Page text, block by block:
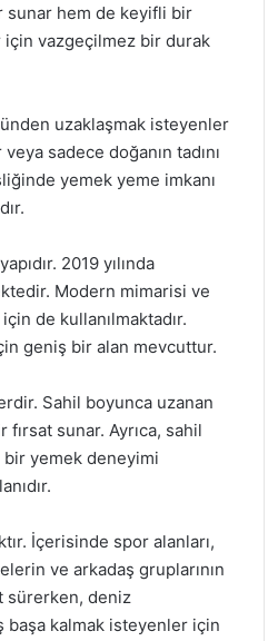
sunar hem de keyifli bir
için vazgeçilmez bir durak
uzaklaşmak isteyenler
sadece doğanın tadını
yemek yeme imkanı
2019 yılında
Modern mimarisi ve
de kullanılmaktadır.
geniş bir alan mevcuttur.
Sahil boyunca uzanan
sunar. Ayrıca, sahil
yemek deneyimi
İçerisinde spor alanları,
ve arkadaş gruplarının
sürerken, deniz
başa kalmak isteyenler için